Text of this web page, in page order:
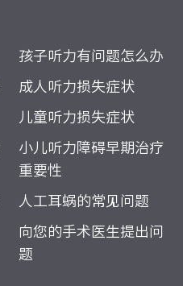
孩子听力有问题怎么办
成人听力损失症状
儿童听力损失症状
小儿听力障碍早期治疗
重要性
人工耳蜗的常见问题
向您的手术医生提出问
题